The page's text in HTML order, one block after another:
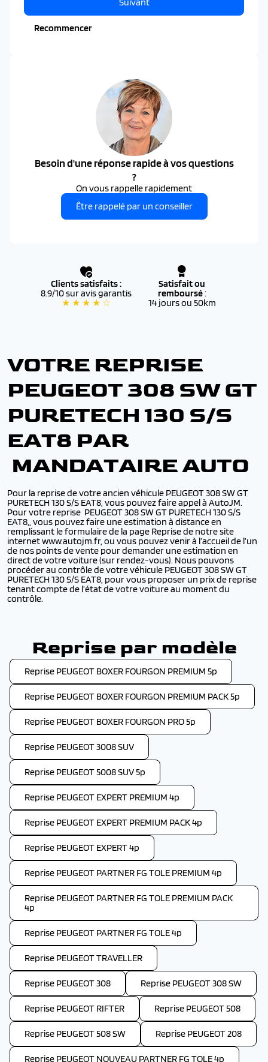
Recommencer
Besoin d'une réponse rapide à vos questions
?
On vous rappelle rapidement
Être rappelé par un conseiller
Clients satisfaits :
8.9/10 sur avis garantis
★ ★ ★ ★ ☆
Satisfait ou
remboursé:
14 jours ou 50km
VOTRE REPRISE
PEUGEOT 308 SW GT
PURETECH 130 S/S
EAT8 PAR
MANDATAIRE AUTO
Pour la reprise de votre ancien véhicule PEUGEOT 308 SW GT
PURETECH 130 S/S EAT8, vous pouvez faire appel à AutoJM.
Pour votre reprise PEUGEOT 308 SW GT PURETECH 130 S/S
EAT8,, vous pouvez faire une estimation à distance en
remplissant le formulaire de la page Reprise de notre site
internet www.autojm.fr, ou vous pouvez venir à l’accueil de l’un
de nos points de vente pour demander une estimation en
direct de votre voiture (sur rendez-vous). Nous pouvons
procéder au contrôle de votre véhicule PEUGEOT 308 SW GT
PURETECH 130 S/S EAT8, pour vous proposer un prix de reprise
tenant compte de l’état de votre voiture au moment du
contrôle.
Reprise par modèle
Reprise PEUGEOT BOXER FOURGON PREMIUM 5p
Reprise PEUGEOT BOXER FOURGON PREMIUM PACK 5p
Reprise PEUGEOT BOXER FOURGON PRO 5p
Reprise PEUGEOT 3008 SUV
Reprise PEUGEOT 5008 SUV 5p
Reprise PEUGEOT EXPERT PREMIUM 4p
Reprise PEUGEOT EXPERT PREMIUM PACK 4p
Reprise PEUGEOT EXPERT 4p
Reprise PEUGEOT PARTNER FG TOLE PREMIUM 4p
Reprise PEUGEOT PARTNER FG TOLE PREMIUM PACK
4p
Reprise PEUGEOT PARTNER FG TOLE 4p
Reprise PEUGEOT TRAVELLER
Reprise PEUGEOT 308 Reprise PEUGEOT 308 SW
Reprise PEUGEOT RIFTER Reprise PEUGEOT 508
Reprise PEUGEOT 508 SW Reprise PEUGEOT 208
Reprise PEUGEOT NOUVEAU PARTNER FG TOLE 4p